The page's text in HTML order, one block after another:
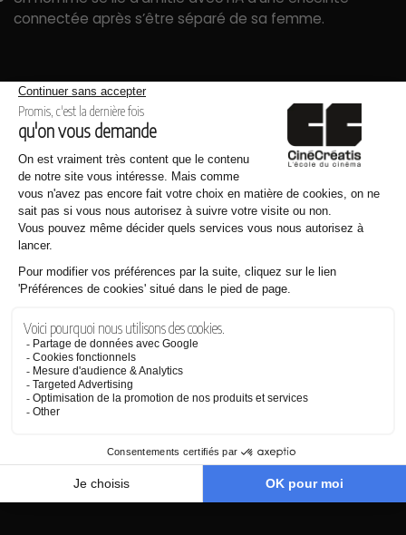
connectée après s’être séparé de sa femme.
A Contre-Hackeur– Réalisé par Alexis Lucas
Genre : Guerre / Thème : Frontières
Récompenses :Meilleur Montage, Meilleur Scénario
Un mystérieux hackeur tente de dévoiler des secrets du
gouvernement à propos d’un projet Top Secret.
– Réalisés par Nolwenn Nicod, Mathilde Sala et
Thibault Arles
Genre : Drame Musical / Thème : Inattendu
Récompenses: Meilleur Film, Meilleur Son, Meilleur
Musique Originale
petite-amie, ce qui va lui donner de l’inspiration pour ses